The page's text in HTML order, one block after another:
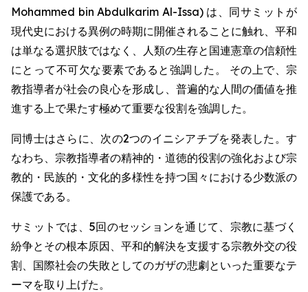
Mohammed bin Abdulkarim Al-Issa) は、同サミットが
現代史における異例の時期に開催されることに触れ、平和
は単なる選択肢ではなく、人類の生存と国連憲章の信頼性
にとって不可欠な要素であると強調した。 その上で、宗
教指導者が社会の良心を形成し、普遍的な人間の価値を推
進する上で果たす極めて重要な役割を強調した。
同博士はさらに、次の2つのイニシアチブを発表した。す
なわち、宗教指導者の精神的・道徳的役割の強化および宗
教的・民族的・文化的多様性を持つ国々における少数派の
保護である。
サミットでは、5回のセッションを通じて、宗教に基づく
紛争とその根本原因、平和的解決を支援する宗教外交の役
割、国際社会の失敗としてのガザの悲劇といった重要なテ
ーマを取り上げた。